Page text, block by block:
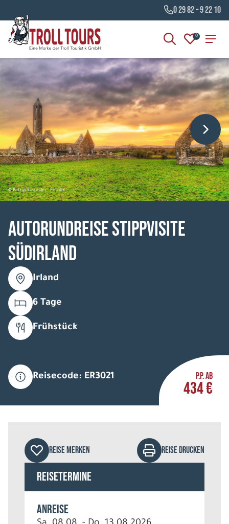
0 29 82 – 9 22 10
0
© Patryk Kosmider - Fotolia
Autorundreise Stippvisite
Südirland
Irland
6 Tage
Frühstück
Reisecode: ER3021 P.P. AB
434 €
REISE MERKEN REISE DRUCKEN
Reisetermine
Anreise